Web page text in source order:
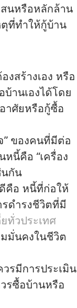
นหรือหลักล้าน
ที่ทำให้กู้บ้าน
สร้างเอง หรือ
านเองได้โดย
าศัยหรือกู้ซื้อ
” ของคนที่มีต่อ
นี้คือ “เครื่อง
นกัน
คือ หนี้ที่ก่อให้
รดำรงชีวิตที่มี
ทั่วประเทศ
มั่นคงในชีวิต
รมีการประเมิน
รซื้อบ้านหรือ